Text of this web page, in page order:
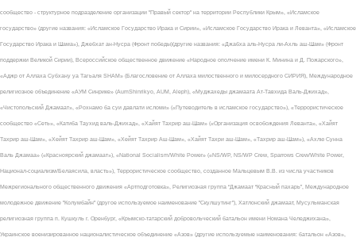
сообщество - структурное подразделение организации "Правый сектор" на территории Республики Крым», «Исламское
государство» (другие названия: «Исламское Государство Ирака и Сирии», «Исламское Государство Ирака и Леванта», «Исламское
Государство Ирака и Шама»), Джебхат ан-Нусра (Фронт победы)(другие названия: «Джабха аль-Нусра ли-Ахль аш-Шам» (Фронт
поддержки Великой Сирии), Всероссийское общественное движение «Народное ополчение имени К. Минина и Д. Пожарского»,
«Аджр от Аллаха Субхану уа Тагьаля SHAM» (Благословение от Аллаха милоственного и милосердного СИРИЯ), Международное
религиозное объединение «АУМ Синрике» (AumShinrikyo, AUM, Aleph), «Муджахеды джамаата Ат-Тавхида Валь-Джихад»,
«Чистопольский Джамаат», «Рохнамо ба суи давлати исломи» («Путеводитель в исламское государство»), «Террористическое
сообщество «Сеть», «Катиба Таухид валь-Джихад», «Хайят Тахрир аш-Шам» («Организация освобождения Леванта», «Хайят
Тахрир аш-Шам», «Хейят Тахрир аш-Шам», «Хейят Тахрир Аш-Шам», «Хайят Тахри аш-Шам», «Тахрир аш-Шам»), «Ахлю Сунна
Валь Джамаа» («Красноярский джамаат»), «National Socialism/White Power» («NS/WP, NS/WP Crew, Sparrows Crew/White Power,
Национал-социализм/Белаясила, власть»), Террористическое сообщество, созданное Мальцевым В.В. из числа участников
Межрегионального общественного движения «Артподготовка», Религиозная группа “Джамаат “Красный пахарь”, Международное
молодежное движение "Колумбайн" (другое используемое наименование "Скулшутинг"), Хатлонский джамаат, Мусульманская
религиозная группа п. Кушкуль г. Оренбург, «Крымско-татарский добровольческий батальон имени Номана Челеджихана»,
Украинское военизированное националистическое объединение «Азов» (другие используемые наименования: батальон «Азов»,